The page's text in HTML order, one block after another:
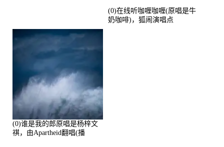
(0)在线听咖喱咖喱(原唱是牛
奶咖啡)，狐闹演唱点
(0)谁是我的郎原唱是杨梓文
祺，由Apartheid翻唱(播